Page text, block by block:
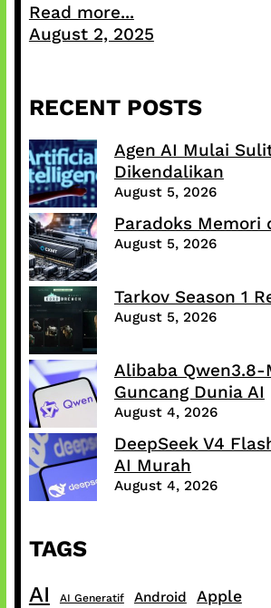
Read more...
August 2, 2025
RECENT POSTS
Agen AI Mulai
Dikendalikan
August 5, 2026
Paradoks Memori
August 5, 2026
Tarkov Season 1
August 5, 2026
Alibaba Qwen3.8-
Guncang Dunia AI
August 4, 2026
DeepSeek V4
AI Murah
August 4, 2026
TAGS
AI AI Generatif Android Apple